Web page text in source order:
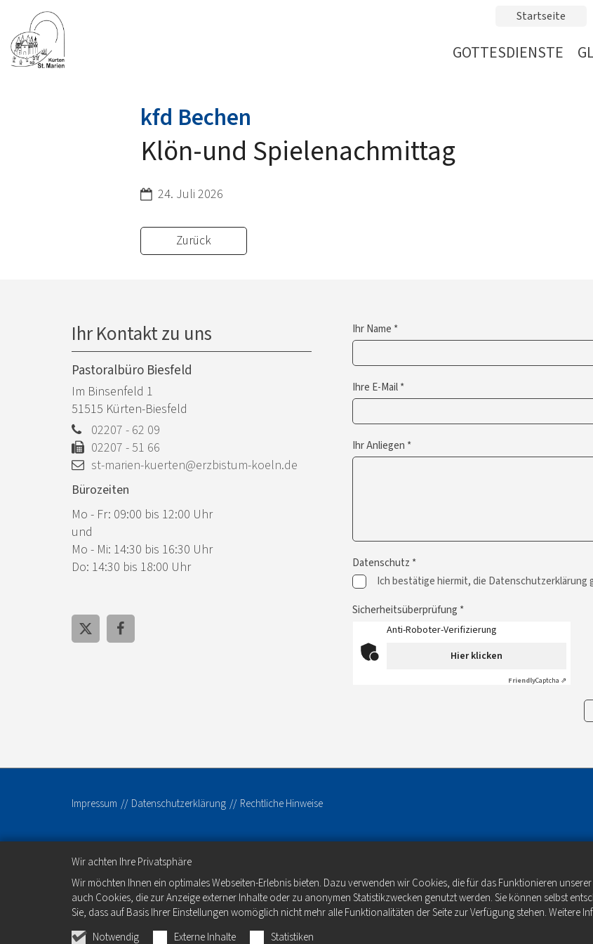
Wir achten Ihre Privatsphäre
Wir möchten Ihnen ein optimales Webseiten-Erlebnis bieten. Dazu verwenden wir Cookies, die für das Funktionieren
auch Cookies, die zur Anzeige externer Inhalte oder zu anonymen Statistikzwecken genutzt werden. Sie können selbst
Sie, dass auf Basis Ihrer Einstellungen womöglich nicht mehr alle Funktionalitäten der Seite zur Verfügung stehen. Weitere
Notwendig
Externe Inhalte Statistiken
Startseite
GOTTESDIENSTE
kfd Bechen
Klön-und Spielenachmittag
Datum:24. Juli 2026
Zurück
Ihr Name *
Ihre E-Mail *
Ihr Anliegen *
Datenschutz *
Ich bestätige hiermit, die Datenschutzerklärung
Sicherheitsüberprüfung *
Anti-Roboter-Verifizierung
Hier klicken
FriendlyCaptcha ⇗
Ihr Kontakt zu uns
Pastoralbüro Biesfeld
Im Binsenfeld 1
51515 Kürten-Biesfeld
02207 - 62 09
02207 - 51 66
st-marien-kuerten@erzbistum-koeln.de
Bürozeiten
Mo - Fr: 09:00 bis 12:00 Uhr
und
Mo - Mi: 14:30 bis 16:30 Uhr
Do: 14:30 bis 18:00 Uhr
Impressum Datenschutzerklärung Rechtliche Hinweise